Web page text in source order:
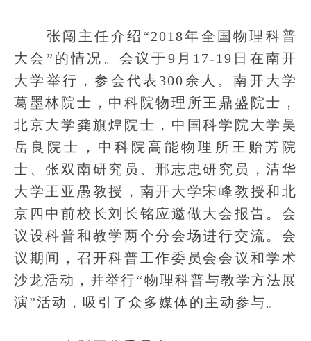
张闯主任介绍“2018年全国物理科普
大会”的情况。会议于9月17-19日在南开
大学举行，参会代表300余人。南开大学
葛墨林院士，中科院物理所王鼎盛院士，
北京大学龚旗煌院士，中国科学院大学吴
岳良院士，中科院高能物理所王贻芳院
士、张双南研究员、邢志忠研究员，清华
大学王亚愚教授，南开大学宋峰教授和北
京四中前校长刘长铭应邀做大会报告。会
议设科普和教学两个分会场进行交流。会
议期间，召开科普工作委员会会议和学术
沙龙活动，并举行“物理科普与教学方法展
演”活动，吸引了众多媒体的主动参与。